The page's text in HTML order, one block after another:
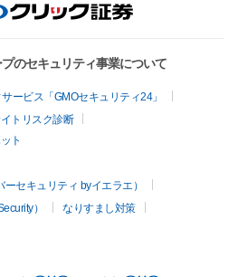
のセキュリティ事業について
ービス「GMOセキュリティ24」
トリスク診断
ト
セキュリティ byイエラエ）
）
なりすまし対策